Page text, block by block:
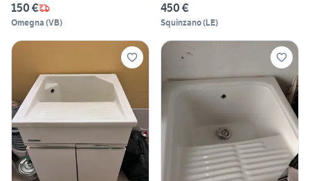
150 €
Omegna (VB)
450 €
Squinzano(LE)